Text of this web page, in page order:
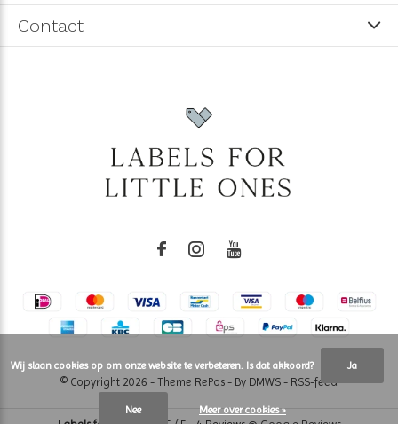
Contact
© Copyright 2026 - Theme RePos - By DMWS - RSS-feed
Wij slaan cookies op om onze website te verbeteren. Is dat akkoord? Ja
Nee Meer over cookies »